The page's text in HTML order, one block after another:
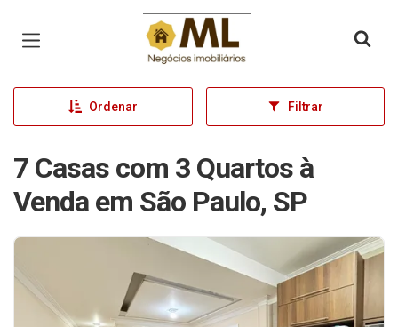
Página inicial
Ordenar Filtrar
7 Casas com 3 Quartos à
Venda em São Paulo, SP